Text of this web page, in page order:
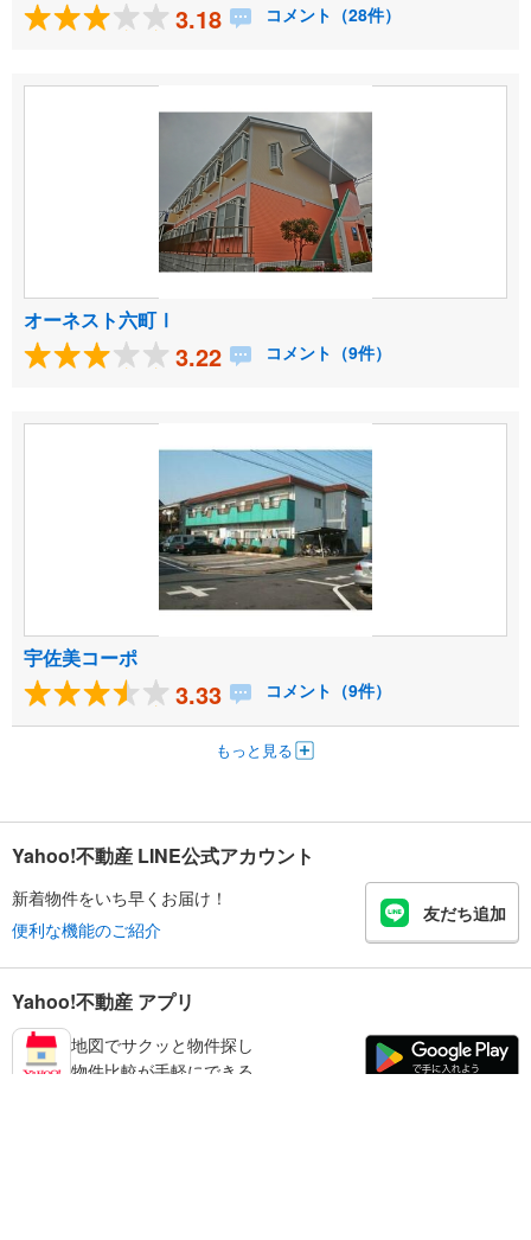
3.18 コメント（28件）
オーネスト六町Ⅰ
3.22 コメント（9件）
宇佐美コーポ
3.33 コメント（9件）
もっと見る
Yahoo!不動産 LINE公式アカウント
新着物件をいち早くお届け！
便利な機能のご紹介
友だち追加
Yahoo!不動産 アプリ
地図でサクッと物件探し
物件比較が手軽にできる